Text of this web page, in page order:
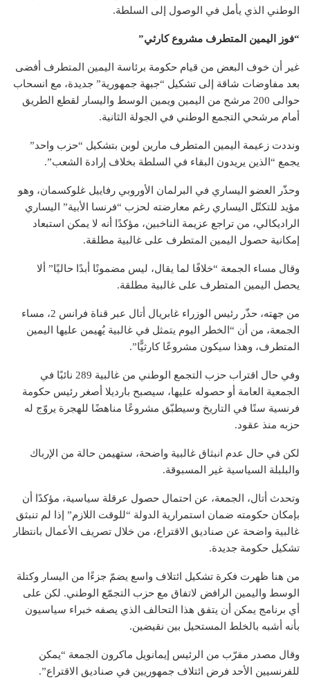
الوطني الذي يأمل في الوصول إلى السلطة.
“فوز اليمين المتطرف مشروع كارثي”
غير أن خوف البعض من قيام حكومة برئاسة اليمين المتطرف أفضى
بعد مفاوضات شاقة إلى تشكيل “جبهة جمهورية” جديدة، مع انسحاب
حوالى 200 مرشح من اليمين ويمين الوسط واليسار لقطع الطريق
أمام مرشحي التجمع الوطني في الجولة الثانية.
ونددت زعيمة اليمين المتطرف مارين لوبن بتشكيل “حزب واحد”
يجمع “الذين يريدون البقاء في السلطة بخلاف إرادة الشعب”.
وحذّر العضو اليساري في البرلمان الأوروبي رفاييل غلوكسمان، وهو
مؤيد للتكتّل اليساري رغم معارضته لحزب “فرنسا الأبية” اليساري
الراديكالي، من تراجع عزيمة الناخبين، مؤكدًا أنه لا يمكن استبعاد
إمكانية حصول اليمين المتطرف على غالبية مطلقة.
وقال مساء الجمعة “خلافًا لما يقال، ليس مضمونًا أبدًا حاليًا” ألا
يحصل اليمين المتطرف على غالبية مطلقة.
من جهته، حذّر رئيس الوزراء غابريال أتال عبر قناة فرانس 2، مساء
الجمعة، من أن “الخطر اليوم يتمثل في غالبية يُهيمن عليها اليمين
المتطرف، وهذا سيكون مشروعًا كارثيًّا”.
وفي حال اقتراب حزب التجمع الوطني من غالبية 289 نائبًا في
الجمعية العامة أو حصوله عليها، سيصبح بارديلا أصغر رئيس حكومة
فرنسية سنًا في التاريخ وسيطبّق مشروعًا مناهضًا للهجرة يروّج له
حزبه منذ عقود.
لكن في حال عدم انبثاق غالبية واضحة، ستهيمن حالة من الإرباك
والبلبلة السياسية غير المسبوقة.
وتحدث أتال، الجمعة، عن احتمال حصول عرقلة سياسية، مؤكدًا أن
بإمكان حكومته ضمان استمرارية الدولة “للوقت اللازم” إذا لم تنبثق
غالبية واضحة عن صناديق الاقتراع، من خلال تصريف الأعمال بانتظار
تشكيل حكومة جديدة.
من هنا ظهرت فكرة تشكيل ائتلاف واسع يضمّ جزءًا من اليسار وكتلة
الوسط واليمين الرافض لاتفاق مع حزب التجمّع الوطني. لكن على
أي برنامج يمكن أن يتفق هذا التحالف الذي يصفه خبراء سياسيون
بأنه أشبه بالخلط المستحيل بين نقيضين.
وقال مصدر مقرّب من الرئيس إيمانويل ماكرون الجمعة “يمكن
للفرنسيين الأحد فرض ائتلاف جمهوريين في صناديق الاقتراع”.